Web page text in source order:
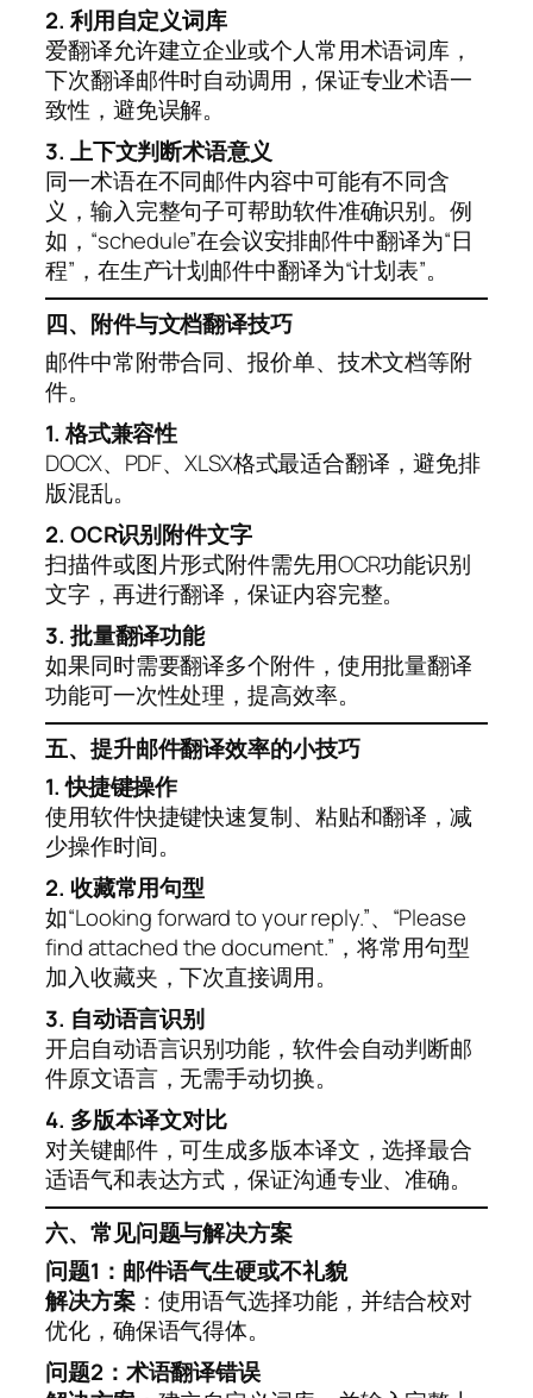
2. 利用自定义词库
爱翻译允许建立企业或个人常用术语词库，
下次翻译邮件时自动调用，保证专业术语一
致性，避免误解。
3. 上下文判断术语意义
同一术语在不同邮件内容中可能有不同含
义，输入完整句子可帮助软件准确识别。例
如，“schedule”在会议安排邮件中翻译为“日
程”，在生产计划邮件中翻译为“计划表”。
四、附件与文档翻译技巧
邮件中常附带合同、报价单、技术文档等附
件。
1. 格式兼容性
DOCX、PDF、XLSX格式最适合翻译，避免排
版混乱。
2. OCR识别附件文字
扫描件或图片形式附件需先用OCR功能识别
文字，再进行翻译，保证内容完整。
3. 批量翻译功能
如果同时需要翻译多个附件，使用批量翻译
功能可一次性处理，提高效率。
五、提升邮件翻译效率的小技巧
1. 快捷键操作
使用软件快捷键快速复制、粘贴和翻译，减
少操作时间。
2. 收藏常用句型
如“Looking forward to your reply.”、“Please
find attached the document.”，将常用句型
加入收藏夹，下次直接调用。
3. 自动语言识别
开启自动语言识别功能，软件会自动判断邮
件原文语言，无需手动切换。
4. 多版本译文对比
对关键邮件，可生成多版本译文，选择最合
适语气和表达方式，保证沟通专业、准确。
六、常见问题与解决方案
问题1：邮件语气生硬或不礼貌
解决方案：使用语气选择功能，并结合校对
优化，确保语气得体。
问题2：术语翻译错误